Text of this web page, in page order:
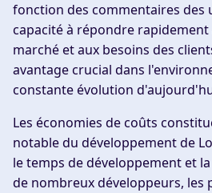
fonction des commentaires des
capacité à répondre
marché et aux besoins des
avantage crucial dans
constante évolution
Les économies de coûts
notable du développement de
le temps de développement et
de nombreux développeurs, les